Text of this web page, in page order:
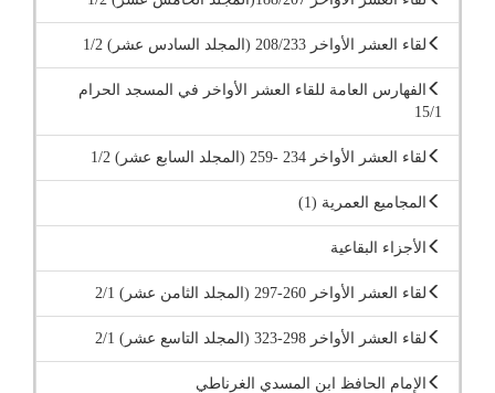
لقاء العشر الأواخر 208/233 (المجلد السادس عشر) 1/2
الفهارس العامة للقاء العشر الأواخر في المسجد الحرام
15/1
لقاء العشر الأواخر 234 -259 (المجلد السابع عشر) 1/2
المجاميع العمرية (1)
الأجزاء البقاعية
لقاء العشر الأواخر 260-297 (المجلد الثامن عشر) 2/1
لقاء العشر الأواخر 298-323 (المجلد التاسع عشر) 2/1
الإمام الحافظ ابن المسدي الغرناطي